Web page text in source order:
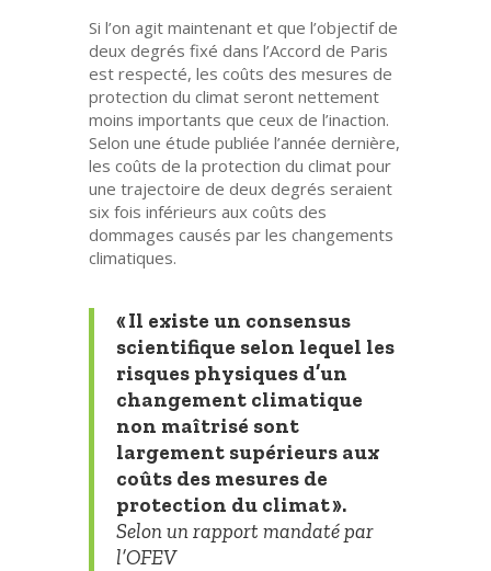
Si l’on agit maintenant et que l’objectif de
deux degrés fixé dans l’Accord de Paris
est respecté, les coûts des mesures de
protection du climat seront nettement
moins importants que ceux de l’inaction.
Selon une étude publiée l’année dernière,
les coûts de la protection du climat pour
une trajectoire de deux degrés seraient
six fois inférieurs aux coûts des
dommages causés par les changements
climatiques.
« Il existe un consensus
scientifique selon lequel les
risques physiques d’un
changement climatique
non maîtrisé sont
largement supérieurs aux
coûts des mesures de
protection du climat ».
Selon un rapport mandaté par
l’OFEV